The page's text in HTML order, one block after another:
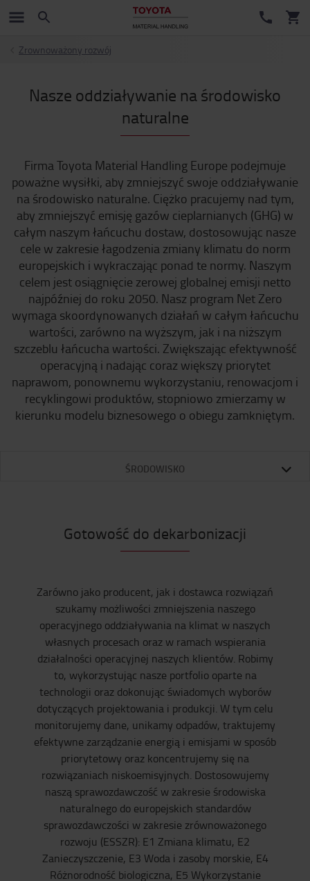
Zrownoważony rozwój
Nasze oddziaływanie na środowisko
naturalne
Firma Toyota Material Handling Europe podejmuje
poważne wysiłki, aby zmniejszyć swoje oddziaływanie
na środowisko naturalne. Ciężko pracujemy nad tym,
aby zmniejszyć emisję gazów cieplarnianych (GHG) w
całym naszym łańcuchu dostaw, dostosowując nasze
cele w zakresie łagodzenia zmiany klimatu do norm
europejskich i wykraczając ponad te normy. Naszym
celem jest osiągnięcie zerowej globalnej emisji netto
najpóźniej do roku 2050. Nasz program Net Zero
wymaga skoordynowanych działań w całym łańcuchu
wartości, zarówno na wyższym, jak i na niższym
szczeblu łańcucha wartości. Zwiększając efektywność
operacyjną i nadając coraz większy priorytet
naprawom, ponownemu wykorzystaniu, renowacjom i
recyklingowi produktów, stopniowo zmierzamy w
kierunku modelu biznesowego o obiegu zamkniętym.
ŚRODOWISKO
Gotowość do dekarbonizacji
Zarówno jako producent, jak i dostawca rozwiązań
szukamy możliwości zmniejszenia naszego
operacyjnego oddziaływania na klimat w naszych
własnych procesach oraz w ramach wspierania
działalności operacyjnej naszych klientów. Robimy
to, wykorzystując nasze portfolio oparte na
technologii oraz dokonując świadomych wyborów
dotyczących projektowania i produkcji. W tym celu
monitorujemy dane, unikamy odpadów, traktujemy
efektywne zarządzanie energią i emisjami w sposób
priorytetowy oraz koncentrujemy się na
rozwiązaniach niskoemisyjnych. Dostosowujemy
naszą sprawozdawczość w zakresie środowiska
naturalnego do europejskich standardów
sprawozdawczości w zakresie zrównoważonego
rozwoju (ESSZR): E1 Zmiana klimatu, E2
Zanieczyszczenie, E3 Woda i zasoby morskie, E4
Różnorodność biologiczna, E5 Wykorzystanie